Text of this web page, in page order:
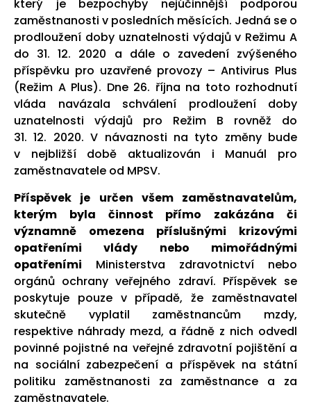
který je bezpochyby nejúčinnější podporou
zaměstnanosti v posledních měsících. Jedná se o
prodloužení doby uznatelnosti výdajů v Režimu A
do 31. 12. 2020 a dále o zavedení zvýšeného
příspěvku pro uzavřené provozy – Antivirus Plus
(Režim A Plus). Dne 26. října na toto rozhodnutí
vláda navázala schválení prodloužení doby
uznatelnosti výdajů pro Režim B rovněž do
31. 12. 2020. V návaznosti na tyto změny bude
v nejbližší době aktualizován i Manuál pro
zaměstnavatele od MPSV.
Příspěvek je určen všem zaměstnavatelům,
kterým byla činnost přímo zakázána či
významně omezena příslušnými krizovými
opatřeními vlády nebo mimořádnými
opatřeními Ministerstva zdravotnictví nebo
orgánů ochrany veřejného zdraví. Příspěvek se
poskytuje pouze v případě, že zaměstnavatel
skutečně vyplatil zaměstnancům mzdy,
respektive náhrady mezd, a řádně z nich odvedl
povinné pojistné na veřejné zdravotní pojištění a
na sociální zabezpečení a příspěvek na státní
politiku zaměstnanosti za zaměstnance a za
zaměstnavatele.